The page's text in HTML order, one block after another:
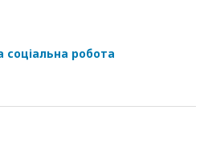
соціальна робота